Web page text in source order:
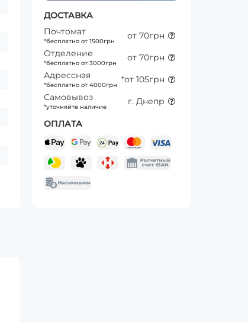
ДОСТАВКА
Почтомат
*бесплатно от 1500грн
от 70грн
Отделение
*бесплатно от 3000грн
от 70грн
Адрессная
*бесплатно от 4000грн
*от 105грн
Самовывоз
*уточняйте наличие
г. Днепр
ОПЛАТА